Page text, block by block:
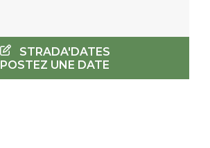
STRADA'DATES
POSTEZ UNE DATE